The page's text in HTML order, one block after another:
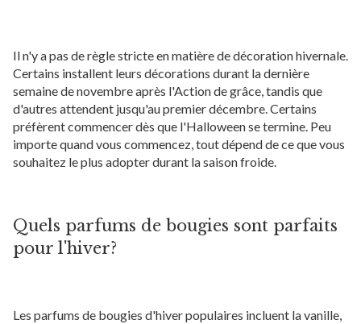
Il n'y a pas de règle stricte en matière de décoration hivernale.
Certains installent leurs décorations durant la dernière
semaine de novembre après l'Action de grâce, tandis que
d'autres attendent jusqu'au premier décembre. Certains
préfèrent commencer dès que l'Halloween se termine. Peu
importe quand vous commencez, tout dépend de ce que vous
souhaitez le plus adopter durant la saison froide.
Quels parfums de bougies sont parfaits
pour l'hiver?
Les parfums de bougies d'hiver populaires incluent la vanille,